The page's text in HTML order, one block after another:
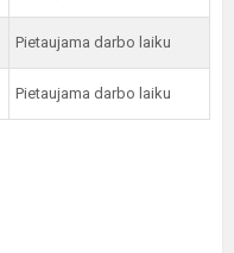
Pietaujama darbo laiku
Pietaujama darbo laiku